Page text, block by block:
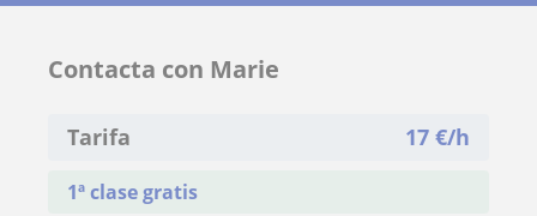
Contacta con Marie
Tarifa 17 €/h
1ª clase gratis